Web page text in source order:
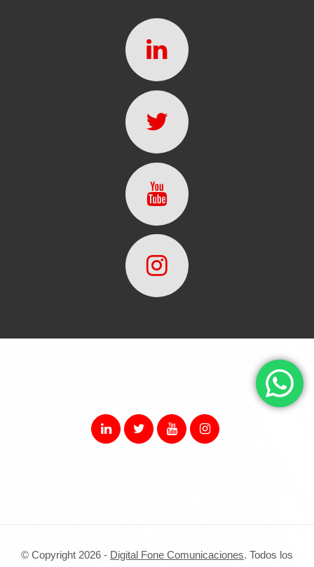
© Copyright 2026 - Digital Fone Comunicaciones. Todos los